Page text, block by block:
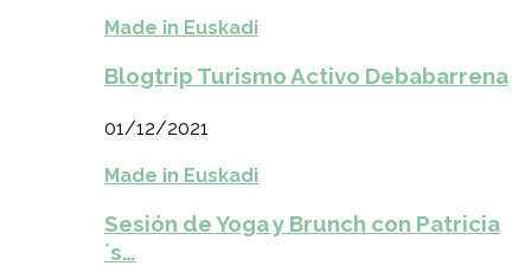
Made in Euskadi
Blogtrip Turismo Activo Debabarrena
01/12/2021
Made in Euskadi
Sesión de Yoga y Brunch con Patricia
´s…